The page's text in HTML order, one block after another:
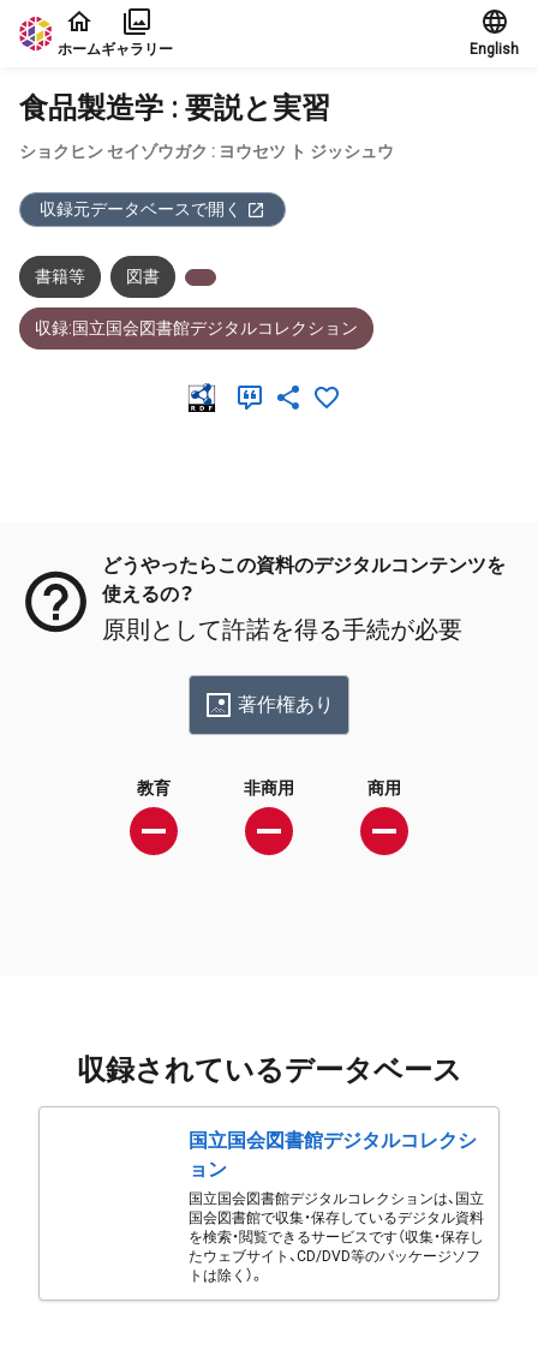
本文に飛ぶ
ホームギャラリー English
食品製造学 : 要説と実習
ショクヒン セイゾウガク : ヨウセツ ト ジッシュウ
収録元データベースで開く
書籍等 図書
収録:国立国会図書館デジタルコレクション
どうやったらこの資料のデジタルコンテンツを
使えるの？
原則として許諾を得る手続が必要
著作権あり
教育 非商用 商用
収録されているデータベース
国立国会図書館デジタルコレクシ
ョン
国立国会図書館デジタルコレクションは、国立
国会図書館で収集・保存しているデジタル資料
を検索・閲覧できるサービスです（収集・保存し
たウェブサイト、CD/DVD等のパッケージソフ
トは除く）。